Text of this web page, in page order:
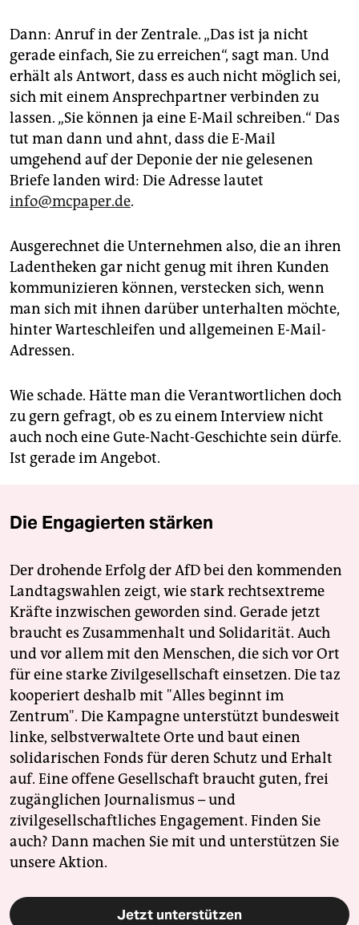
Dann: Anruf in der Zentrale. „Das ist ja nicht
gerade einfach, Sie zu erreichen“, sagt man. Und
erhält als Antwort, dass es auch nicht möglich sei,
sich mit einem Ansprechpartner verbinden zu
lassen. „Sie können ja eine E-Mail schreiben.“ Das
tut man dann und ahnt, dass die E-Mail
umgehend auf der Deponie der nie gelesenen
Briefe landen wird: Die Adresse lautet
info@mcpaper.de.
Ausgerechnet die Unternehmen also, die an ihren
Ladentheken gar nicht genug mit ihren Kunden
kommunizieren können, verstecken sich, wenn
man sich mit ihnen darüber unterhalten möchte,
hinter Warteschleifen und allgemeinen E-Mail-
Adressen.
Wie schade. Hätte man die Verantwortlichen doch
zu gern gefragt, ob es zu einem Interview nicht
auch noch eine Gute-Nacht-Geschichte sein dürfe.
Ist gerade im Angebot.
Die Engagierten stärken
Der drohende Erfolg der AfD bei den kommenden
Landtagswahlen zeigt, wie stark rechtsextreme
Kräfte inzwischen geworden sind. Gerade jetzt
braucht es Zusammenhalt und Solidarität. Auch
und vor allem mit den Menschen, die sich vor Ort
für eine starke Zivilgesellschaft einsetzen. Die taz
kooperiert deshalb mit "Alles beginnt im
Zentrum". Die Kampagne unterstützt bundesweit
linke, selbstverwaltete Orte und baut einen
solidarischen Fonds für deren Schutz und Erhalt
auf. Eine offene Gesellschaft braucht guten, frei
zugänglichen Journalismus – und
zivilgesellschaftliches Engagement. Finden Sie
auch? Dann machen Sie mit und unterstützen Sie
unsere Aktion.
Jetzt unterstützen